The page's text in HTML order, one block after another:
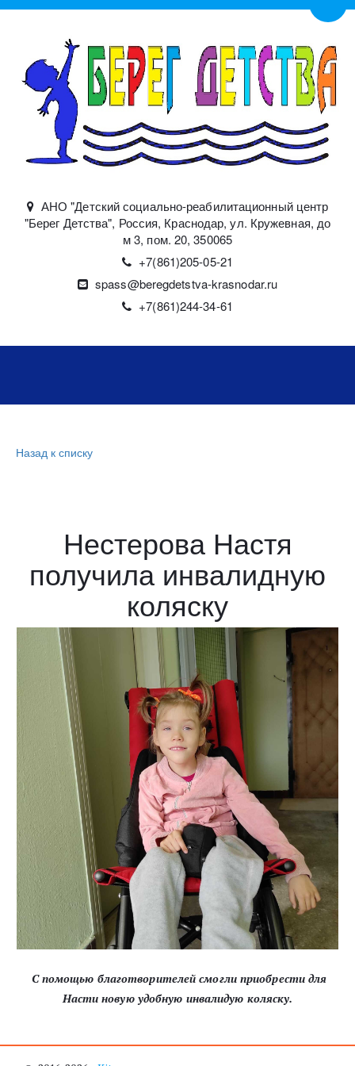
АНО "Детский социально-реабилитационный центр
"Берег Детства", Россия, Краснодар,ул. Кружевная, до
м 3, пом. 20,350065
+7(861)205-05-21
spass@beregdetstva-krasnodar.ru
+7(861)244-34-61
Назад к списку
Нестерова Настя
получила инвалидную
коляску
С помощью благотворителей смогли приобрести для
Насти новую удобную инвалидую коляску.